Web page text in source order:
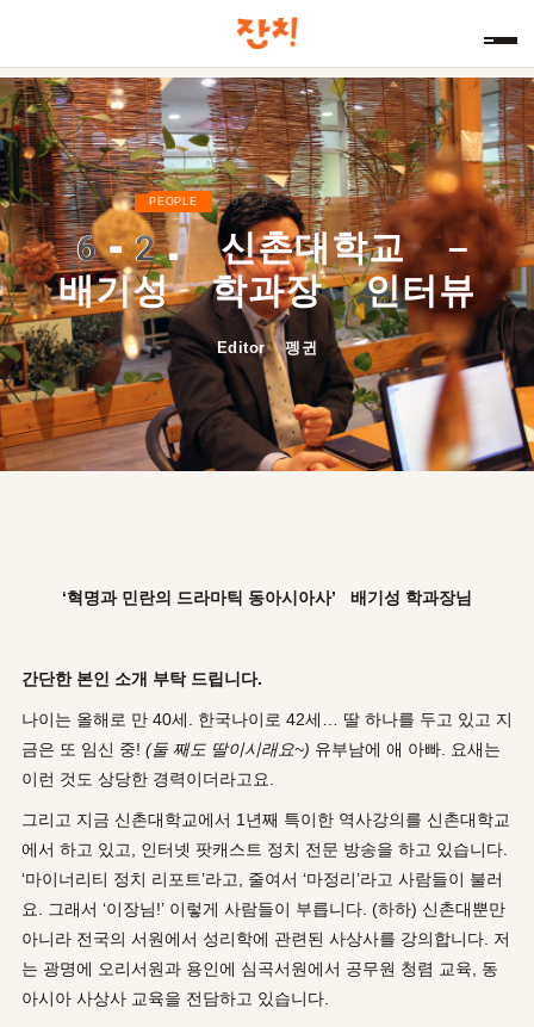
PEOPLE 2016 · 02 · 10
6-2.신촌대학교 –
배기성 학과장 인터뷰
Editor 펭귄
‘혁명과 민란의 드라마틱 동아시아사’ 배기성 학과장님
간단한 본인 소개 부탁 드립니다.
나이는 올해로 만 40세. 한국나이로 42세… 딸 하나를 두고 있고 지
금은 또 임신 중! (둘 째도 딸이시래요~) 유부남에 애 아빠. 요새는
이런 것도 상당한 경력이더라고요.
그리고 지금 신촌대학교에서 1년째 특이한 역사강의를 신촌대학교
에서 하고 있고, 인터넷 팟캐스트 정치 전문 방송을 하고 있습니다.
‘마이너리티 정치 리포트’라고, 줄여서 ‘마정리’라고 사람들이 불러
요. 그래서 ‘이장님!’ 이렇게 사람들이 부릅니다. (하하) 신촌대뿐만
아니라 전국의 서원에서 성리학에 관련된 사상사를 강의합니다. 저
는 광명에 오리서원과 용인에 심곡서원에서 공무원 청렴 교육, 동
아시아 사상사 교육을 전담하고 있습니다.